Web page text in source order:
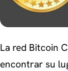
La red Bitcoin
encontrar su